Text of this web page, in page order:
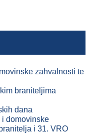
zahvalnosti te
braniteljima
dana
domovinske
i 31. VRO